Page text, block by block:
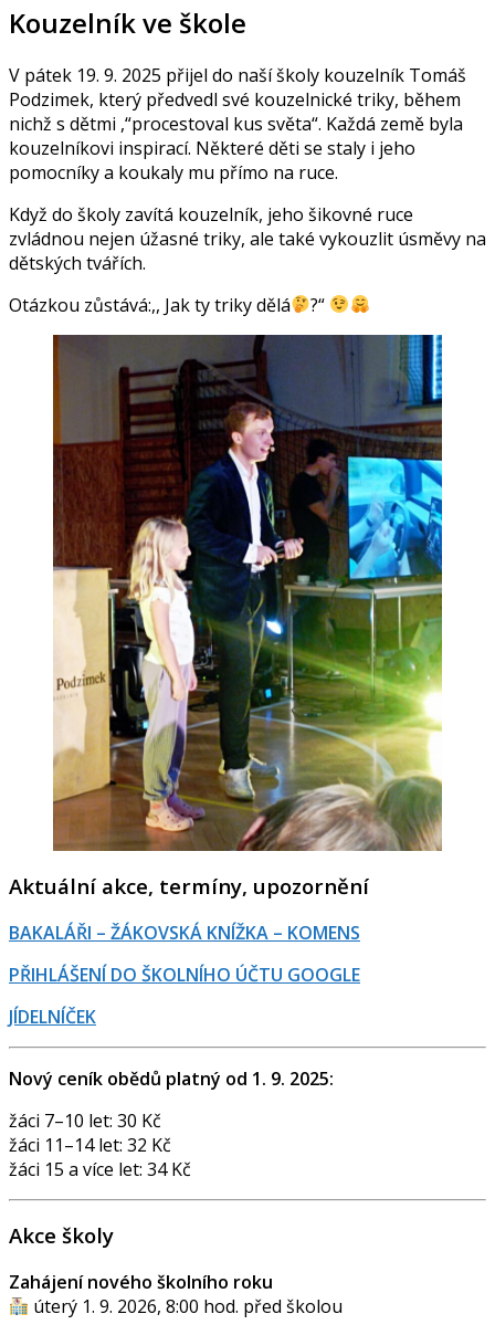
Kouzelník ve škole
V pátek 19. 9. 2025 přijel do naší školy kouzelník Tomáš
Podzimek, který předvedl své kouzelnické triky, během
nichž s dětmi ,“procestoval kus světa“. Každá země byla
kouzelníkovi inspirací. Některé děti se staly i jeho
pomocníky a koukaly mu přímo na ruce.
Když do školy zavítá kouzelník, jeho šikovné ruce
zvládnou nejen úžasné triky, ale také vykouzlit úsměvy na
dětských tvářích.
Otázkou zůstává:,, Jak ty triky dělá
?“
Aktuální akce, termíny, upozornění
BAKALÁŘI – ŽÁKOVSKÁ KNÍŽKA – KOMENS
PŘIHLÁŠENÍ DO ŠKOLNÍHO ÚČTU GOOGLE
JÍDELNÍČEK
Nový ceník obědů platný od 1. 9. 2025:
žáci 7–10 let: 30 Kč
žáci 11–14 let: 32 Kč
žáci 15 a více let: 34 Kč
Akce školy
Zahájení nového školního roku
úterý 1. 9. 2026, 8:00 hod. před školou